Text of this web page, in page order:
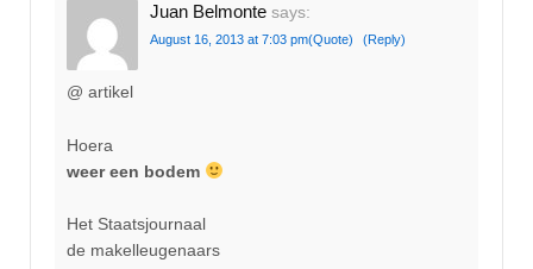
Juan Belmonte says:
August 16, 2013 at 7:03 pm(Quote) (Reply)
@ artikel
Hoera
weer een bodem
Het Staatsjournaal
de makelleugenaars